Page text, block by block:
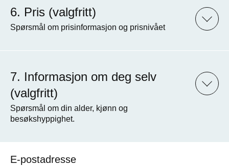
Pris (valgfritt)
Spørsmål om prisinformasjon og prisnivået
Informasjon om deg selv
(valgfritt)
Spørsmål om din alder, kjønn og
besøkshyppighet.
E-postadresse